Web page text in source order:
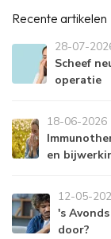
Recente artikelen
28-07-
Scheef
operatie
18-06-2026
en
12-05-
's
door?